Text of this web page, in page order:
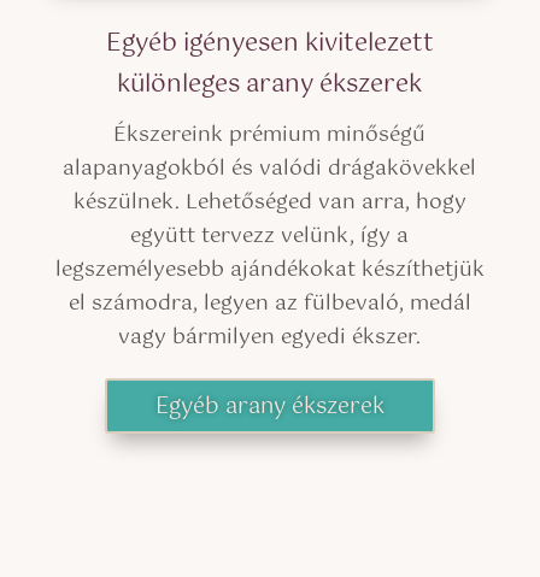
Egyéb igényesen kivitelezett
különleges arany ékszerek
Ékszereink prémium minőségű
alapanyagokból és valódi drágakövekkel
készülnek. Lehetőséged van arra, hogy
együtt tervezz velünk, így a
legszemélyesebb ajándékokat készíthetjük
el számodra, legyen az fülbevaló, medál
vagy bármilyen egyedi ékszer.
Egyéb arany ékszerek